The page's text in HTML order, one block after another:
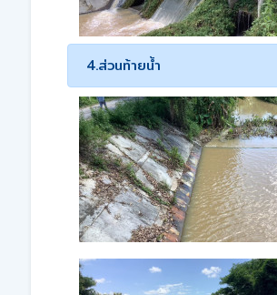
4.ส่วนท้ายน้ำ